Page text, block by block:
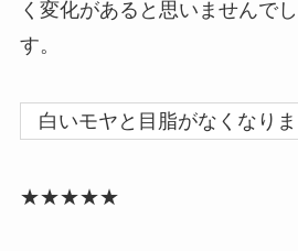
く変化があると思いませんで
す。
白いモヤと目脂がなくなりま
★★★★★